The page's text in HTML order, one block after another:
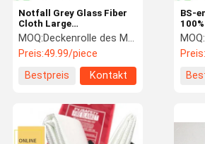
Notfall Grey Glass Fiber
Cloth Large
feuerbeständige
umfassende 5m x 8m für
Auto
MOQ:Deckenrolle des Meters 100pcs/1000
Preis:49.99/piece
Bestpreis
Kontakt
BS-
MOQ:
Preis: